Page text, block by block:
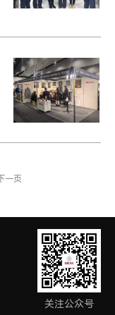
下一页
关注公众号